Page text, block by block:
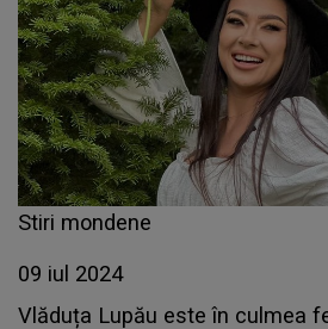
Stiri mondene
09 iul 2024
Vlăduța Lupău este în culmea